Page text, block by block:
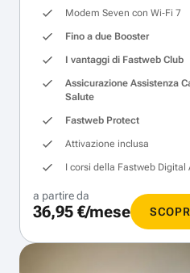
Modem Seven con Wi‑Fi 7
Fino a due Booster
I vantaggi di Fastweb Club
Assicurazione Assistenza
Salute
Fastweb Protect
Attivazione inclusa
I corsi della Fastweb
a partire da
36,95 €/mese